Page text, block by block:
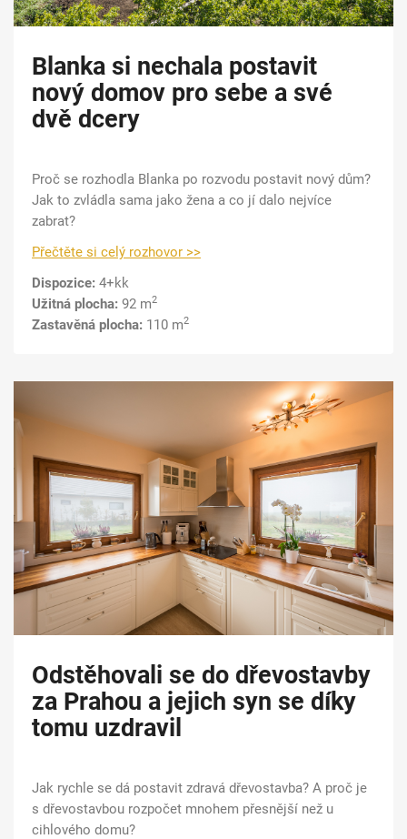
Blanka si nechala postavit
nový domov pro sebe a své
dvě dcery
Proč se rozhodla Blanka po rozvodu postavit nový dům?
Jak to zvládla sama jako žena a co jí dalo nejvíce
zabrat?
Přečtěte si celý rozhovor >>
Dispozice: 4+kk
Užitná plocha: 92 m2
Zastavěná plocha: 110 m2
Odstěhovali se do dřevostavby
za Prahou a jejich syn se díky
tomu uzdravil
Jak rychle se dá postavit zdravá dřevostavba? A proč je
s dřevostavbou rozpočet mnohem přesnější než u
cihlového domu?